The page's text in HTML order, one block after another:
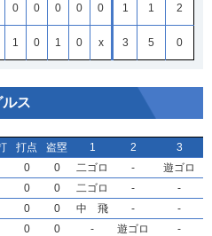
0 0 0 0 0 1 1 2
1 0 1 0 x 3 5 0
ス
打点 盗塁 1 2
3
0 0 二ゴロ -
遊ゴロ
0 0 二ゴロ - -
0 0 中 飛 - -
0 0 - 遊ゴロ -
打点 盗塁 1 2
3
0 0 二ゴロ -
遊ゴロ
0 0 二ゴロ - -
0 0 中 飛 - -
0 0 - 遊ゴロ -
打点 盗塁 1 2
3
0 0 二ゴロ -
遊ゴロ
0 0 二ゴロ - -
0 0 中 飛 - -
0 0 - 遊ゴロ -
打点 盗塁 1 2
3
0 0 二ゴロ -
遊ゴロ
0 0 二ゴロ - -
0 0 中 飛 - -
0 0 - 遊ゴロ -